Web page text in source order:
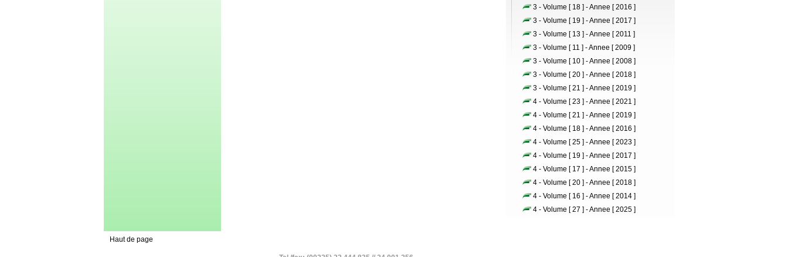
3 - Volume [ 18 ] - Annee [ 2016 ]
3 - Volume [ 19 ] - Annee [ 2017 ]
3 - Volume [ 13 ] - Annee [ 2011 ]
3 - Volume [ 11 ] - Annee [ 2009 ]
3 - Volume [ 10 ] - Annee [ 2008 ]
3 - Volume [ 20 ] - Annee [ 2018 ]
3 - Volume [ 21 ] - Annee [ 2019 ]
4 - Volume [ 23 ] - Annee [ 2021 ]
4 - Volume [ 21 ] - Annee [ 2019 ]
4 - Volume [ 18 ] - Annee [ 2016 ]
4 - Volume [ 25 ] - Annee [ 2023 ]
4 - Volume [ 19 ] - Annee [ 2017 ]
4 - Volume [ 17 ] - Annee [ 2015 ]
4 - Volume [ 20 ] - Annee [ 2018 ]
4 - Volume [ 16 ] - Annee [ 2014 ]
4 - Volume [ 27 ] - Annee [ 2025 ]
Haut de page